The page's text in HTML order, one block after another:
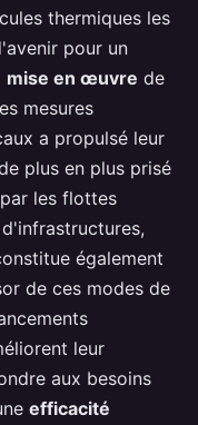
thermiques les
pour un
mise en œuvre de
mesures
a propulsé leur
plus en plus prisé
les flottes
également
de ces modes de
leur
aux besoins
efficacité